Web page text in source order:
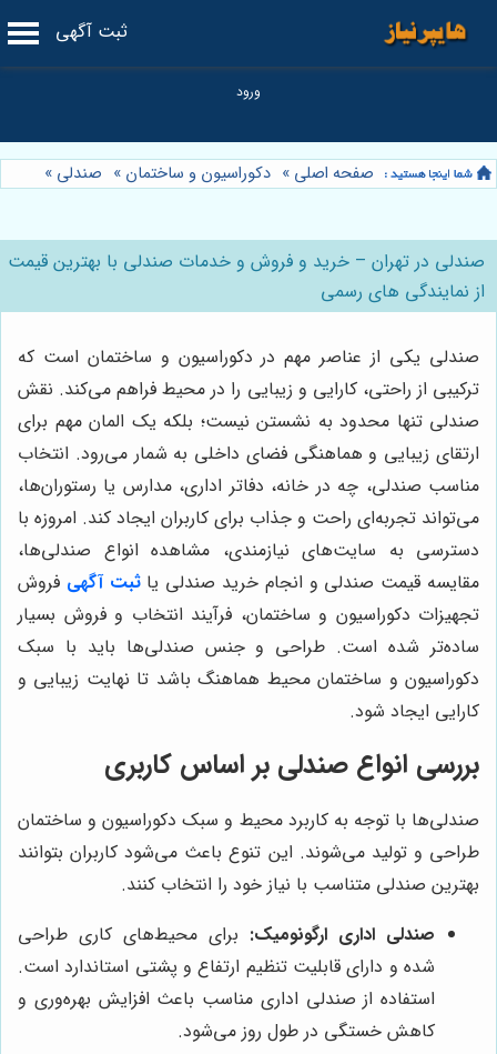
ثبت آگهی
صفحه اصلی » دکوراسیون و ساختمان » صندلی »
صندلی در تهران – خرید و فروش و خدمات صندلی با بهترین قیمت
از نمایندگی های رسمی
صندلی یکی از عناصر مهم در دکوراسیون و ساختمان است که
ترکیبی از راحتی، کارایی و زیبایی را در محیط فراهم می‌کند. نقش
صندلی تنها محدود به نشستن نیست؛ بلکه یک المان مهم برای
ارتقای زیبایی و هماهنگی فضای داخلی به شمار می‌رود. انتخاب
مناسب صندلی، چه در خانه، دفاتر اداری، مدارس یا رستوران‌ها،
می‌تواند تجربه‌ای راحت و جذاب برای کاربران ایجاد کند. امروزه با
دسترسی به سایت‌های نیازمندی، مشاهده انواع صندلی‌ها،
مقایسه قیمت صندلی و انجام خرید صندلی یاثبت آگهی فروش
تجهیزات دکوراسیون و ساختمان، فرآیند انتخاب و فروش بسیار
ساده‌تر شده است. طراحی و جنس صندلی‌ها باید با سبک
دکوراسیون و ساختمان محیط هماهنگ باشد تا نهایت زیبایی و
کارایی ایجاد شود.
بررسی انواع صندلی بر اساس کاربری
صندلی‌ها با توجه به کاربرد محیط و سبک دکوراسیون و ساختمان
طراحی و تولید می‌شوند. این تنوع باعث می‌شود کاربران بتوانند
بهترین صندلی متناسب با نیاز خود را انتخاب کنند.
صندلی اداری ارگونومیک: برای محیط‌های کاری طراحی
شده و دارای قابلیت تنظیم ارتفاع و پشتی استاندارد است.
استفاده از صندلی اداری مناسب باعث افزایش بهره‌وری و
کاهش خستگی در طول روز می‌شود.